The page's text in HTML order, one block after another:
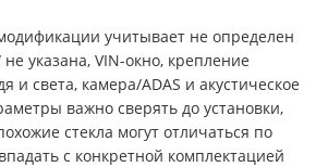
учитывает не определен
указана, VIN-окно, крепление
и света, камера/ADAS и акустическое
важно сверять до установки,
стекла могут отличаться по
с конкретной комплектацией